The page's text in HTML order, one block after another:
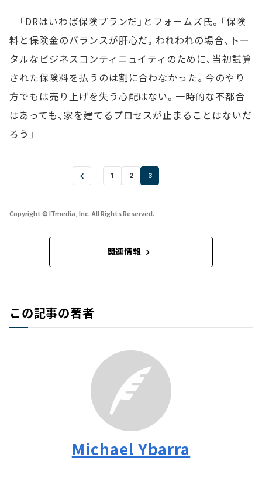
「DRはいわば保険プランだ」とフォームズ氏。「保険
料と保険金のバランスが肝心だ。われわれの場合、トー
タルなビジネスコンティニュイティのために、当初試算
された保険料を払うのは割に合わなかった。今のやり
方でもは売り上げを失う心配はない。一時的な不都合
はあっても、家を建てるプロセスが止まることはないだ
ろう」
1 2 3
Copyright © ITmedia, Inc. All Rights Reserved.
関連情報
この記事の著者
Michael Ybarra